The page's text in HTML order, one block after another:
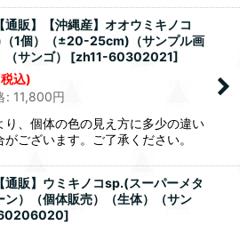
通販】【沖縄産】オオウミキノコ
)（1個）（±20-25cm)（サンプル画
サンゴ）
[zh11-60302021]
込)
: 11,800円
り、個体の色の見え方に多少の違い
ございます。ご了承ください。
通販】ウミキノコsp.(スーパーメタ
ン）（個体販売）（生体）（サン
]